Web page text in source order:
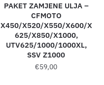
PAKET ZAMJENE ULJA –
CFMOTO
X450/X520/X550/X600/X
625/X850/X1000,
UTV625/1000/1000XL,
SSV Z1000
€59,00